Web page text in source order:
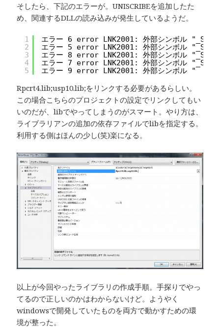
そしたら、下記のエラーが。UNISCRIBEを追加したた
め、関連するDLLの読み込みが発生しているようだ。
1
2
3
4
5
エラー 6 error LNK2001: 外部シンボル
エラー 5 error LNK2001: 外部シンボル
エラー 8 error LNK2001: 外部シンボル
エラー 7 error LNK2001: 外部シンボル
エラー 9 error LNK2001: 外部シンボル
Rpcrt4.lib;usp10.lib;をリンクする必要があるらしい。
この場合こちらのプロジェクトの設定でリンクしてもい
いのだが、libでやってしまうのがスマート。やり方は、
ライブラリアンの追加の依存ファイルでlibを指定する。
利用する側はほんの少し(笑)楽になる。
以上が今回やったライブラリの作成手順。手探りでやっ
てるので正しいのかはわからないけど。ようやく
windowsで開発していたものを両方で動かすための環
境が整った。